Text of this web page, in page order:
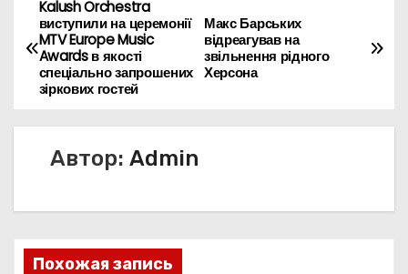
Н
а
в
и
а
ц
Макс Барських
відреагував на
звільнення рідного
Херсона
Kalush Orchestra
виступили на церемонії
MTV Europe Music
Awards в якості
спеціально запрошених
зіркових гостей
Автор: Admin
Похожая запись